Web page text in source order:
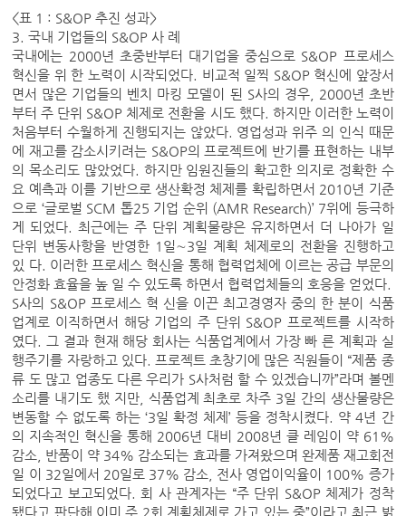
<표 1 : S&OP 추진 성과>
3. 국내 기업들의 S&OP 사 례
국내에는 2000년 초중반부터 대기업을 중심으로 S&OP 프로세스
혁신을 위 한 노력이 시작되었다. 비교적 일찍 S&OP 혁신에 앞장서
면서 많은 기업들의 벤치 마킹 모델이 된 S사의 경우, 2000년 초반
부터 주 단위 S&OP 체제로 전환을 시도 했다. 하지만 이러한 노력이
처음부터 수월하게 진행되지는 않았다. 영업성과 위주 의 인식 때문
에 재고를 감소시키려는 S&OP의 프로젝트에 반기를 표현하는 내부
의 목소리도 많았었다. 하지만 임원진들의 확고한 의지로 정확한 수
요 예측과 이를 기반으로 생산확정 체제를 확립하면서 2010년 기준
으로 ‘글로벌 SCM 톱25 기업 순위 (AMR Research)’ 7위에 등극하
게 되었다. 최근에는 주 단위 계획물량은 유지하면서 더 나아가 일
단위 변동사항을 반영한 1일∼3일 계획 체제로의 전환을 진행하고
있 다. 이러한 프로세스 혁신을 통해 협력업체에 이르는 공급 부문의
안정화 효율을 높 일 수 있도록 하면서 협력업체들의 호응을 얻었다.
S사의 S&OP 프로세스 혁 신을 이끈 최고경영자 중의 한 분이 식품
업계로 이직하면서 해당 기업의 주 단위 S&OP 프로젝트를 시작하
였다. 그 결과 현재 해당 회사는 식품업계에서 가장 빠 른 계획과 실
행주기를 자랑하고 있다. 프로젝트 초창기에 많은 직원들이 “제품 종
류 도 많고 업종도 다른 우리가 S사처럼 할 수 있겠습니까”라며 볼멘
소리를 내기도 했 지만, 식품업계 최초로 차주 3일 간의 생산물량은
변동할 수 없도록 하는 ‘3일 확정 체제’ 등을 정착시켰다. 약 4년 간
의 지속적인 혁신을 통해 2006년 대비 2008년 클 레임이 약 61%
감소, 반품이 약 34% 감소되는 효과를 가져왔으며 완제품 재고회전
일 이 32일에서 20일로 37% 감소, 전사 영업이익율이 100% 증가
되었다고 보고되었다. 회 사 관계자는 “주 단위 S&OP 체제가 정착
됐다고 판단해 이미 주 2회 계획체제로 가고 있는 중”이라고 최근 밝